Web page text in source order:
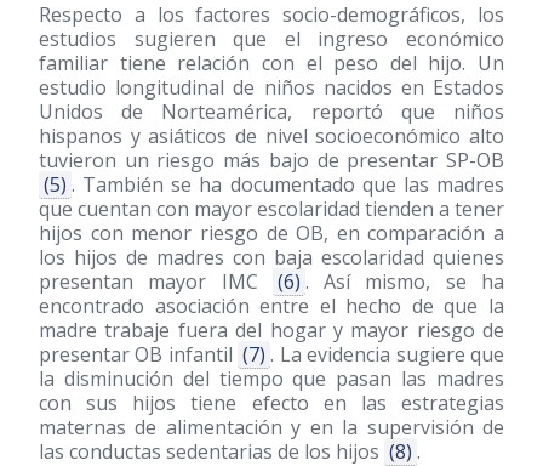
Respecto a los factores socio-demográficos, los
estudios sugieren que el ingreso económico
familiar tiene relación con el peso del hijo. Un
estudio longitudinal de niños nacidos en Estados
Unidos de Norteamérica, reportó que niños
hispanos y asiáticos de nivel socioeconómico alto
tuvieron un riesgo más bajo de presentar SP-OB
(5) . También se ha documentado que las madres
que cuentan con mayor escolaridad tienden a tener
hijos con menor riesgo de OB, en comparación a
los hijos de madres con baja escolaridad quienes
presentan mayor IMC
(6) . Así mismo, se ha
encontrado asociación entre el hecho de que la
madre trabaje fuera del hogar y mayor riesgo de
presentar OB infantil (7) . La evidencia sugiere que
la disminución del tiempo que pasan las madres
con sus hijos tiene efecto en las estrategias
maternas de alimentación y en la supervisión de
las conductas sedentarias de los hijos (8) .